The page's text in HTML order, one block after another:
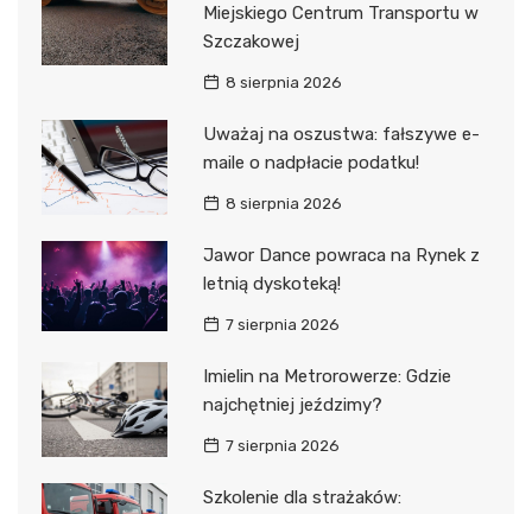
Miejskiego Centrum Transportu w
Szczakowej
8 sierpnia 2026
Uważaj na oszustwa: fałszywe e-
maile o nadpłacie podatku!
8 sierpnia 2026
Jawor Dance powraca na Rynek z
letnią dyskoteką!
7 sierpnia 2026
Imielin na Metrorowerze: Gdzie
najchętniej jeździmy?
7 sierpnia 2026
Szkolenie dla strażaków: